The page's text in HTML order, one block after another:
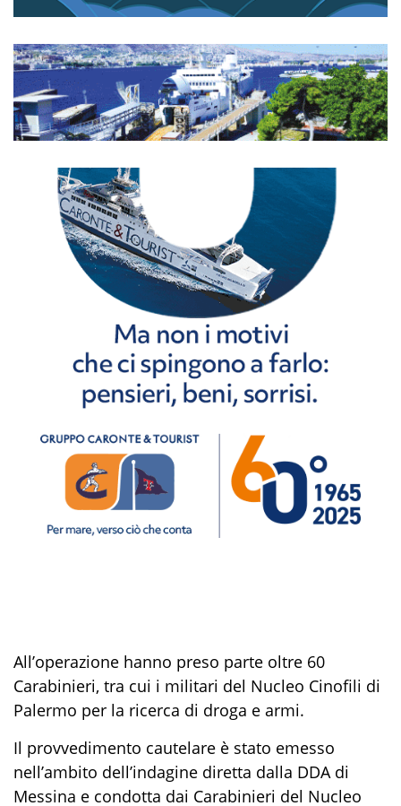
All’operazione hanno preso parte oltre 60
Carabinieri, tra cui i militari del Nucleo Cinofili di
Palermo per la ricerca di droga e armi.
Il provvedimento cautelare è stato emesso
nell’ambito dell’indagine diretta dalla DDA di
Messina e condotta dai Carabinieri del Nucleo